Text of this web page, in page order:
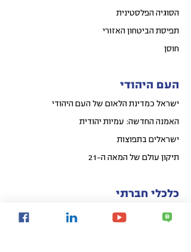
הסוגיה הפלסטינית
תפיסת הביטחון האזורי
חוסן
העם היהודי
ישראל כמדינת הלאום של העם היהודי
האמנה החדשה: עמיות יהודית
ישראלים בתפוצות
תיקון עולם של המאה ה-21
כלכלי חברתי
קפיצת מדרגה לאומית באיכות החיים